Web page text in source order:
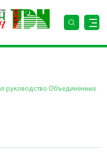
руководство Объединённых